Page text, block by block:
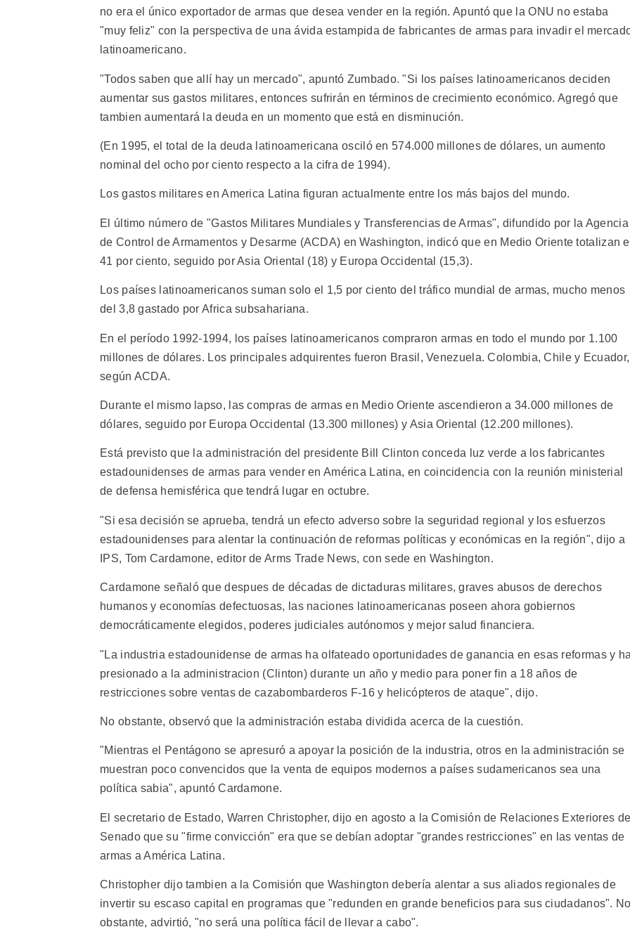
no era el único exportador de armas que desea vender en la región. Apuntó que la ONU no estaba
"muy feliz" con la perspectiva de una ávida estampida de fabricantes de armas para invadir el
latinoamericano.
"Todos saben que allí hay un mercado", apuntó Zumbado. "Si los países latinoamericanos deciden
aumentar sus gastos militares, entonces sufrirán en términos de crecimiento económico. Agregó que
tambien aumentará la deuda en un momento que está en disminución.
(En 1995, el total de la deuda latinoamericana osciló en 574.000 millones de dólares, un aumento
nominal del ocho por ciento respecto a la cifra de 1994).
Los gastos militares en America Latina figuran actualmente entre los más bajos del mundo.
El último número de "Gastos Militares Mundiales y Transferencias de Armas", difundido por la Agencia
de Control de Armamentos y Desarme (ACDA) en Washington, indicó que en Medio Oriente totalizan
41 por ciento, seguido por Asia Oriental (18) y Europa Occidental (15,3).
Los países latinoamericanos suman solo el 1,5 por ciento del tráfico mundial de armas, mucho menos
del 3,8 gastado por Africa subsahariana.
En el período 1992-1994, los países latinoamericanos compraron armas en todo el mundo por 1.100
millones de dólares. Los principales adquirentes fueron Brasil, Venezuela. Colombia, Chile y Ecuador,
según ACDA.
Durante el mismo lapso, las compras de armas en Medio Oriente ascendieron a 34.000 millones de
dólares, seguido por Europa Occidental (13.300 millones) y Asia Oriental (12.200 millones).
Está previsto que la administración del presidente Bill Clinton conceda luz verde a los fabricantes
estadounidenses de armas para vender en América Latina, en coincidencia con la reunión ministerial
de defensa hemisférica que tendrá lugar en octubre.
"Si esa decisión se aprueba, tendrá un efecto adverso sobre la seguridad regional y los esfuerzos
estadounidenses para alentar la continuación de reformas políticas y económicas en la región", dijo a
IPS, Tom Cardamone, editor de Arms Trade News, con sede en Washington.
Cardamone señaló que despues de décadas de dictaduras militares, graves abusos de derechos
humanos y economías defectuosas, las naciones latinoamericanas poseen ahora gobiernos
democráticamente elegidos, poderes judiciales autónomos y mejor salud financiera.
"La industria estadounidense de armas ha olfateado oportunidades de ganancia en esas reformas y
presionado a la administracion (Clinton) durante un año y medio para poner fin a 18 años de
restricciones sobre ventas de cazabombarderos F-16 y helicópteros de ataque", dijo.
No obstante, observó que la administración estaba dividida acerca de la cuestión.
"Mientras el Pentágono se apresuró a apoyar la posición de la industria, otros en la administración se
muestran poco convencidos que la venta de equipos modernos a países sudamericanos sea una
política sabia", apuntó Cardamone.
El secretario de Estado, Warren Christopher, dijo en agosto a la Comisión de Relaciones Exteriores
Senado que su "firme convicción" era que se debían adoptar "grandes restricciones" en las ventas de
armas a América Latina.
Christopher dijo tambien a la Comisión que Washington debería alentar a sus aliados regionales de
invertir su escaso capital en programas que "redunden en grande beneficios para sus ciudadanos".
obstante, advirtió, "no será una política fácil de llevar a cabo".